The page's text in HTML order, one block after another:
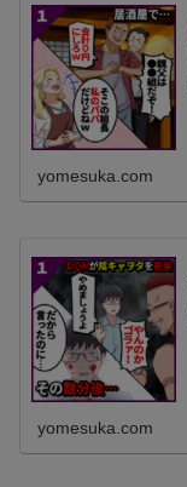
yomesuka.com
yomesuka.com